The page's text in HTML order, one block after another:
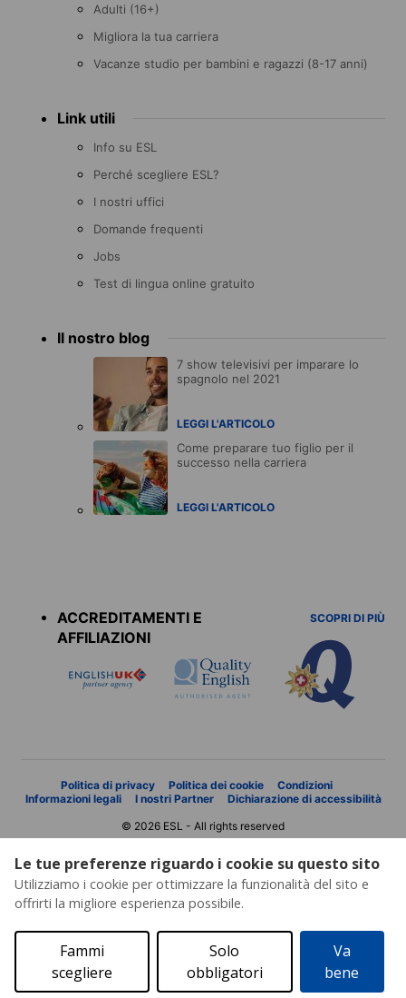
Le tue preferenze riguardo i cookie su questo sito
Utilizziamo i cookie per ottimizzare la funzionalità del sito e
offrirti la migliore esperienza possibile.
Va
bene
Solo
obbligatori
Fammi
scegliere
Adulti (16+)
Migliora la tua carriera
Vacanze studio per bambini e ragazzi (8-17 anni)
Link utili
Info su ESL
Perché scegliere ESL?
I nostri uffici
Domande frequenti
Jobs
Test di lingua online gratuito
Il nostro blog
7 show televisivi per imparare lo
spagnolo nel 2021
LEGGI L'ARTICOLO
Come preparare tuo figlio per il
successo nella carriera
LEGGI L'ARTICOLO
ACCREDITAMENTI E
AFFILIAZIONI
SCOPRI DI PIÙ
Politica di privacy Politica dei cookie
Condizioni
Informazioni legali
I nostri Partner
Dichiarazione di accessibilità
© 2026 ESL - All rights reserved